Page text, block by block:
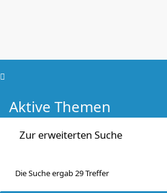
Aktive Themen
Zur erweiterten Suche
Die Suche ergab 29 Treffer